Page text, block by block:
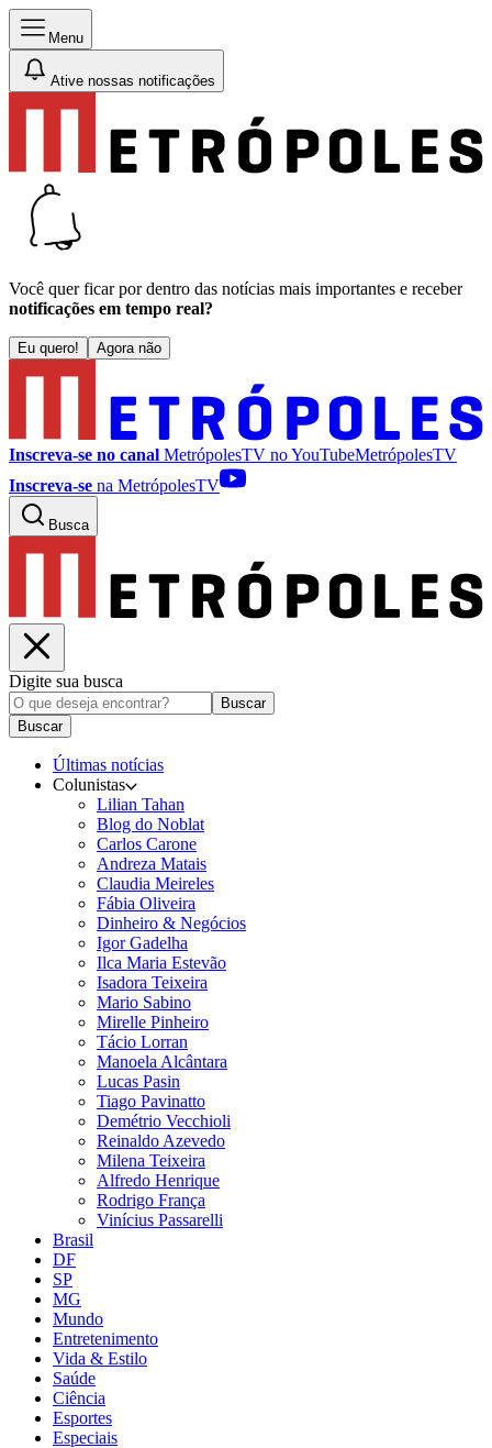
Menu
Ative nossas notificações
Você quer ficar por dentro das notícias mais importantes e receber
notificações em tempo real?
Eu quero! Agora não
Inscreva-se no canal MetrópolesTV noYouTubeMetrópolesTV
Inscreva-se na MetrópolesTV
Busca
Digite sua busca
Buscar
Buscar
Últimas notícias
Colunistas
Lilian Tahan
Blog do Noblat
Carlos Carone
Andreza Matais
Claudia Meireles
Fábia Oliveira
Dinheiro & Negócios
Igor Gadelha
Ilca Maria Estevão
Isadora Teixeira
Mario Sabino
Mirelle Pinheiro
Tácio Lorran
Manoela Alcântara
Lucas Pasin
Tiago Pavinatto
Demétrio Vecchioli
Reinaldo Azevedo
Milena Teixeira
Alfredo Henrique
Rodrigo França
Vinícius Passarelli
Brasil
DF
SP
MG
Mundo
Entretenimento
Vida & Estilo
Saúde
Ciência
Esportes
Especiais